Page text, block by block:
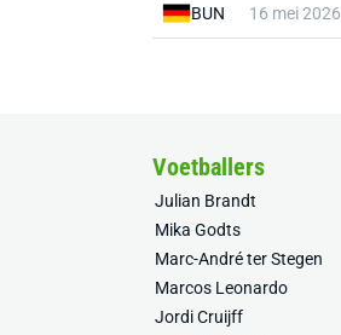
BUN 16 mei 2026
Voetballers
Julian Brandt
Mika Godts
Marc-André ter Stegen
Marcos Leonardo
Jordi Cruijff